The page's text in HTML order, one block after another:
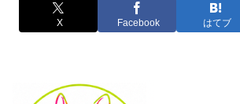
X Facebook はてブ